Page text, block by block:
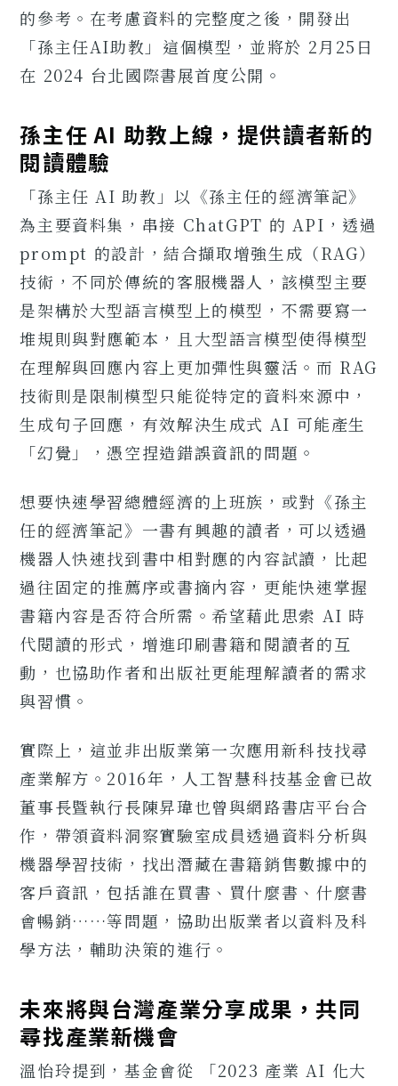
的參考。在考慮資料的完整度之後，開發出
「孫主任AI助教」這個模型，並將於 2月25日
在 2024 台北國際書展首度公開。
孫主任 AI 助教上線，提供讀者新的
閱讀體驗
「孫主任 AI 助教」以《孫主任的經濟筆記》
為主要資料集，串接 ChatGPT 的 API，透過
prompt 的設計，結合擷取增強生成（RAG）
技術，不同於傳統的客服機器人，該模型主要
是架構於大型語言模型上的模型，不需要寫一
堆規則與對應範本，且大型語言模型使得模型
在理解與回應內容上更加彈性與靈活。而 RAG
技術則是限制模型只能從特定的資料來源中，
生成句子回應，有效解決生成式 AI 可能產生
「幻覺」，憑空捏造錯誤資訊的問題。
想要快速學習總體經濟的上班族，或對《孫主
任的經濟筆記》一書有興趣的讀者，可以透過
機器人快速找到書中相對應的內容試讀，比起
過往固定的推薦序或書摘內容，更能快速掌握
書籍內容是否符合所需。希望藉此思索 AI 時
代閱讀的形式，增進印刷書籍和閱讀者的互
動，也協助作者和出版社更能理解讀者的需求
與習慣。
實際上，這並非出版業第一次應用新科技找尋
產業解方。2016年，人工智慧科技基金會已故
董事長暨執行長陳昇瑋也曾與網路書店平台合
作，帶領資料洞察實驗室成員透過資料分析與
機器學習技術，找出潛藏在書籍銷售數據中的
客戶資訊，包括誰在買書、買什麼書、什麼書
會暢銷……等問題，協助出版業者以資料及科
學方法，輔助決策的進行。
未來將與台灣產業分享成果，共同
尋找產業新機會
溫怡玲提到，基金會從 「2023 產業 AI 化大